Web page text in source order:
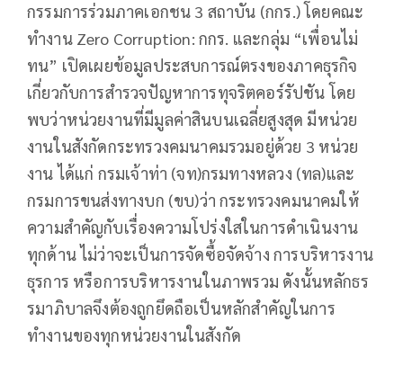
กรรมการร่วมภาคเอกชน 3 สถาบัน (กกร.) โดยคณะ
ทำงาน Zero Corruption: กกร. และกลุ่ม “เพื่อนไม่
ทน” เปิดเผยข้อมูลประสบการณ์ตรงของภาคธุรกิจ
เกี่ยวกับการสำรวจปัญหาการทุจริตคอร์รัปชัน โดย
พบว่าหน่วยงานที่มีมูลค่าสินบนเฉลี่ยสูงสุด มีหน่วย
งานในสังกัดกระทรวงคมนาคมรวมอยู่ด้วย 3 หน่วย
งาน ได้แก่ กรมเจ้าท่า (จท)กรมทางหลวง (ทล)และ
กรมการขนส่งทางบก (ขบ)ว่า กระทรวงคมนาคมให้
ความสำคัญกับเรื่องความโปร่งใสในการดำเนินงาน
ทุกด้าน ไม่ว่าจะเป็นการจัดซื้อจัดจ้าง การบริหารงาน
ธุรการ หรือการบริหารงานในภาพรวม ดังนั้นหลักธร
รมาภิบาลจึงต้องถูกยึดถือเป็นหลักสำคัญในการ
ทำงานของทุกหน่วยงานในสังกัด